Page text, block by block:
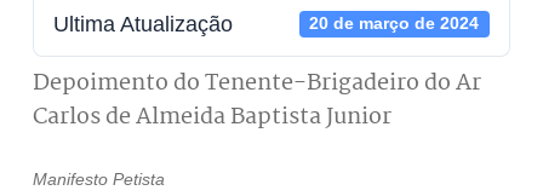
Ultima Atualização 20 de março de 2024
Depoimento do Tenente-Brigadeiro do Ar
Carlos de Almeida Baptista Junior
Manifesto Petista